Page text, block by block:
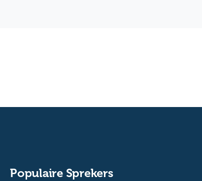
Populaire Sprekers